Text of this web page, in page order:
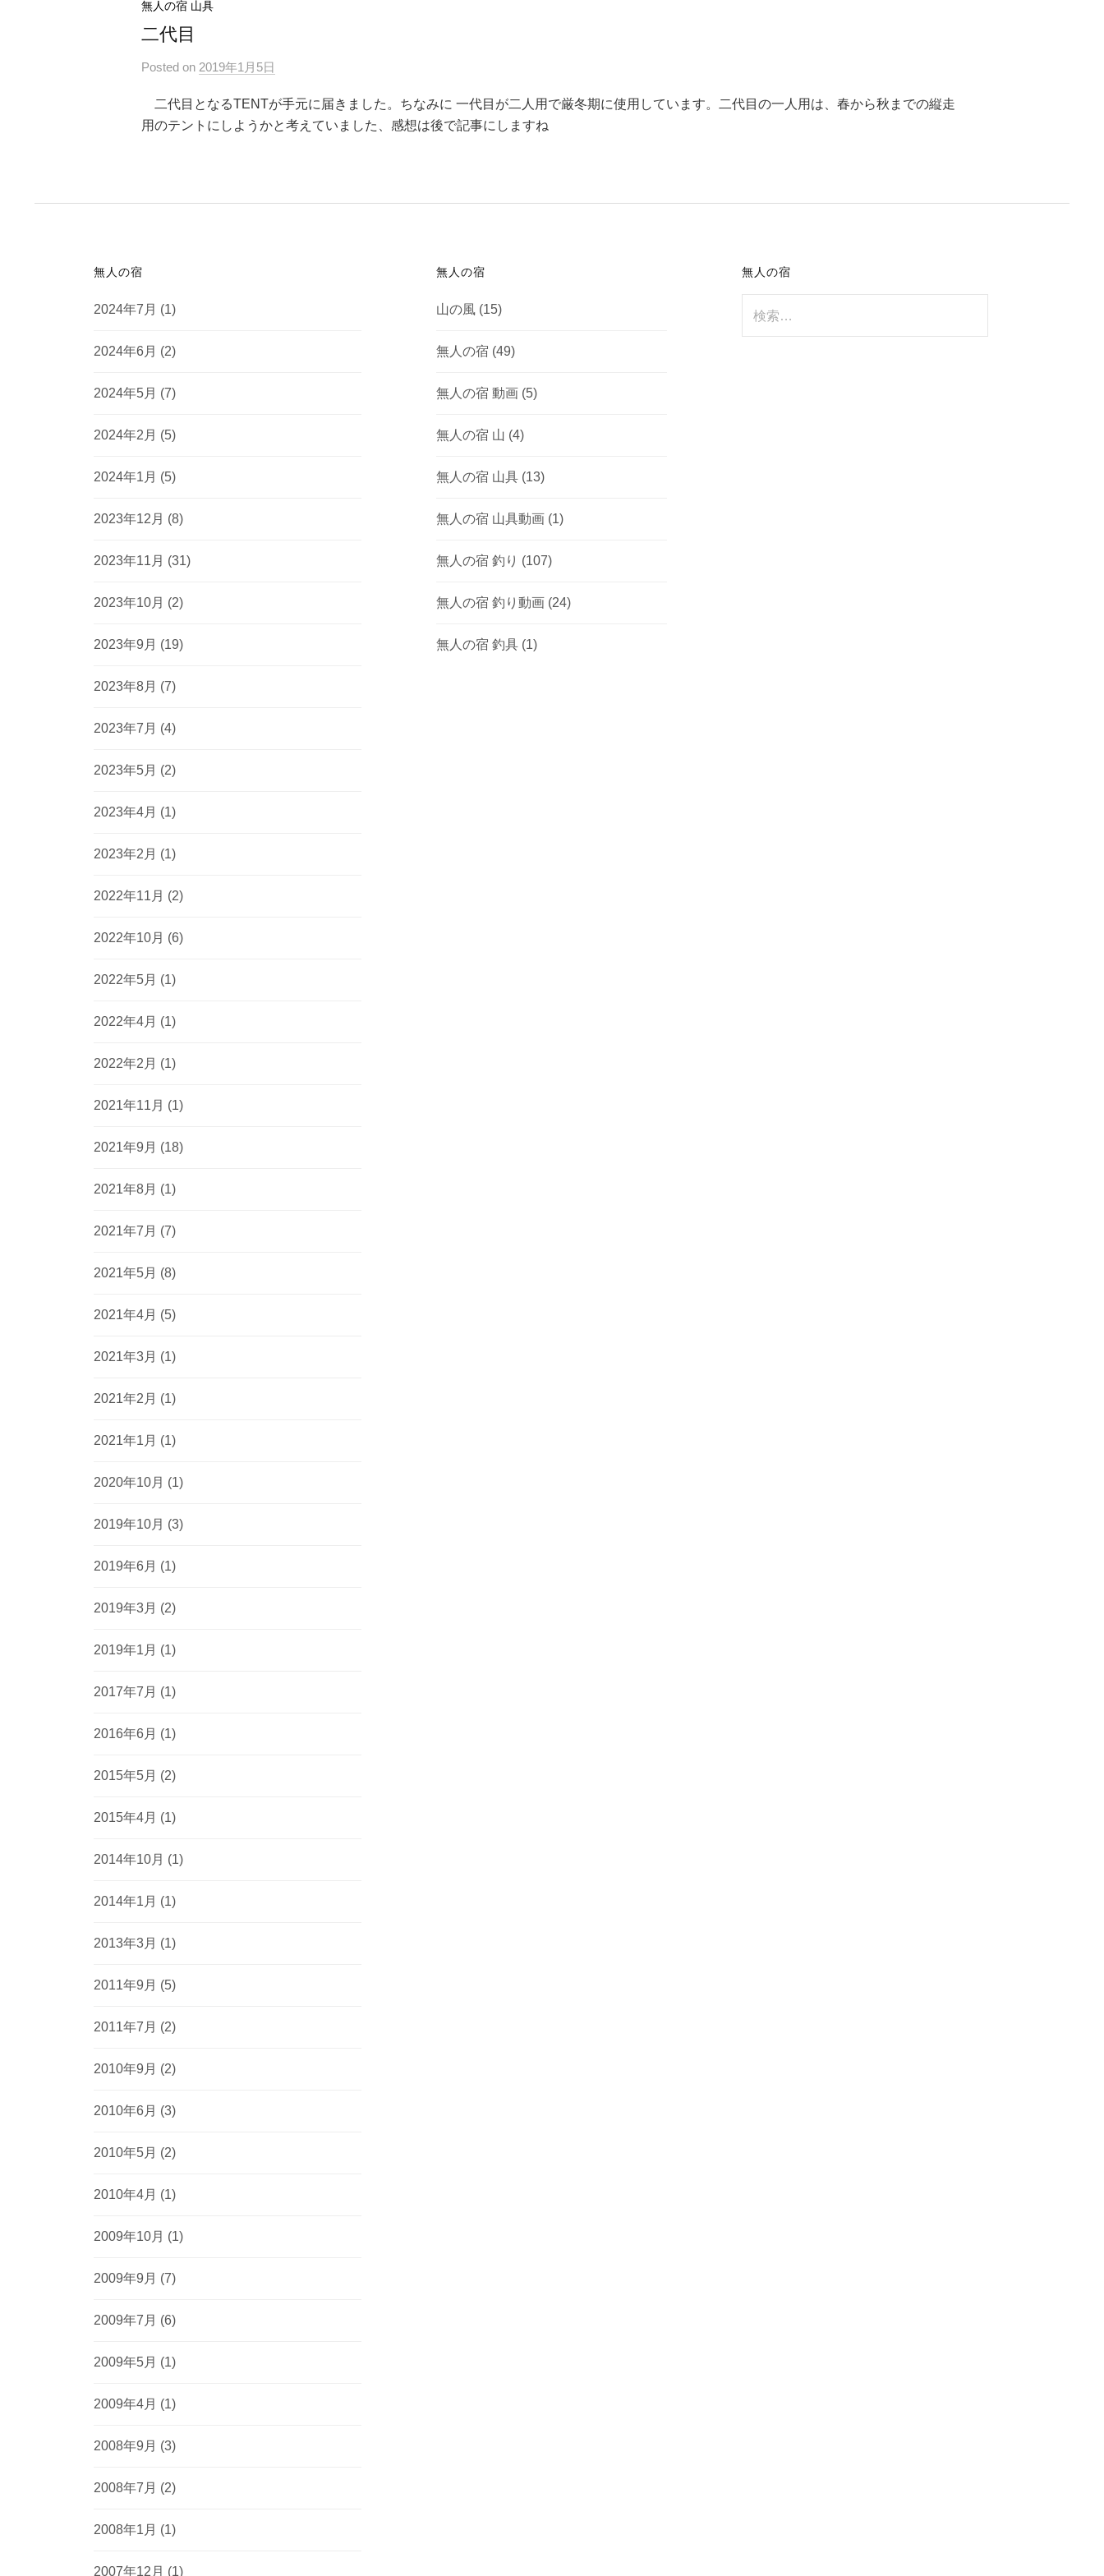
無人の宿 山具
二代目
Posted on 2019年1月5日
二代目となるTENTが手元に届きました。ちなみに 一代目が二人用で厳冬期に使用しています。二代目の一人用は、春から秋までの縦走
用のテントにしようかと考えていました、感想は後で記事にしますね
無人の宿
2024年7月 (1)
2024年6月 (2)
2024年5月 (7)
2024年2月 (5)
2024年1月 (5)
2023年12月 (8)
2023年11月 (31)
2023年10月 (2)
2023年9月 (19)
2023年8月 (7)
2023年7月 (4)
2023年5月 (2)
2023年4月 (1)
2023年2月 (1)
2022年11月 (2)
2022年10月 (6)
2022年5月 (1)
2022年4月 (1)
2022年2月 (1)
2021年11月 (1)
2021年9月 (18)
2021年8月 (1)
2021年7月 (7)
2021年5月 (8)
2021年4月 (5)
2021年3月 (1)
2021年2月 (1)
2021年1月 (1)
2020年10月 (1)
2019年10月 (3)
2019年6月 (1)
2019年3月 (2)
2019年1月 (1)
2017年7月 (1)
2016年6月 (1)
2015年5月 (2)
2015年4月 (1)
2014年10月 (1)
2014年1月 (1)
2013年3月 (1)
2011年9月 (5)
2011年7月 (2)
2010年9月 (2)
2010年6月 (3)
2010年5月 (2)
2010年4月 (1)
2009年10月 (1)
2009年9月 (7)
2009年7月 (6)
2009年5月 (1)
2009年4月 (1)
2008年9月 (3)
2008年7月 (2)
2008年1月 (1)
2007年12月 (1)
無人の宿
山の風 (15)
無人の宿 (49)
無人の宿 動画 (5)
無人の宿 山 (4)
無人の宿 山具 (13)
無人の宿 山具動画 (1)
無人の宿 釣り (107)
無人の宿 釣り動画 (24)
無人の宿 釣具 (1)
無人の宿
索: